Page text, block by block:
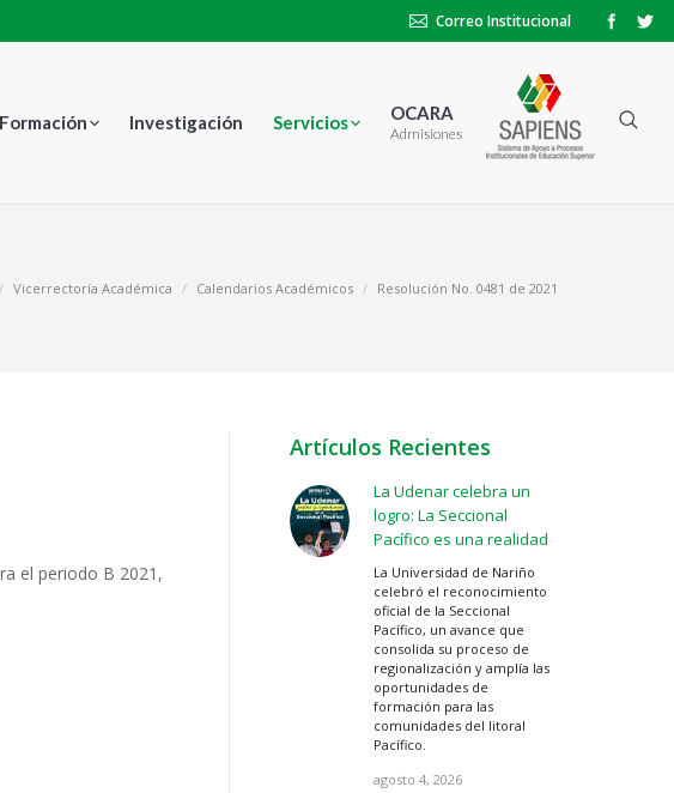
Correo Institucional
Formación Investigación Servicios OCARA
Admisiones
Vicerrectoría Académica Calendarios Académicos Resolución No. 0481 de 2021
el periodo B 2021,
Artículos Recientes
La Udenar celebra un
logro: La Seccional
Pacífico es una realidad
La Universidad de Nariño
celebró el reconocimiento
oficial de la Seccional
Pacífico, un avance que
consolida su proceso de
regionalización y amplía las
oportunidades de
formación para las
comunidades del litoral
Pacífico.
agosto 4, 2026